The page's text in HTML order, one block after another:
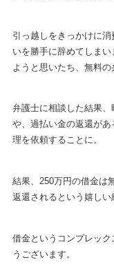
引っ越しをきっかけに
いを勝手に辞めてしま
ようと思いたち、無料の
弁護士に相談した結果
や、過払い金の返還が
理を依頼することに。
結果、250万円の借金は
返還されるという嬉しい
借金というコンプレッ
うございます。